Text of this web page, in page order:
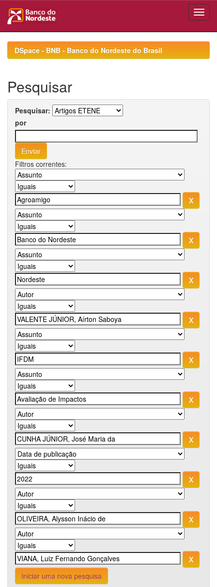
navigationDSpace - BNB - Banco do Nordeste do Brasil
Pesquisar
Pesquisar:
por
Filtros correntes:
Iniciar uma nova pesquisa